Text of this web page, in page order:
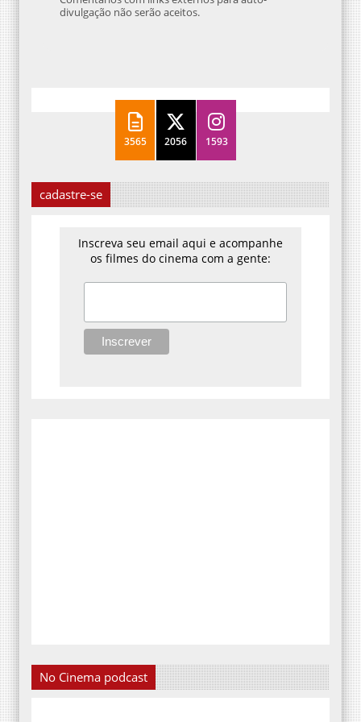
divulgação não serão aceitos.
3565 2056 1593
cadastre-se
Inscreva seu email aqui e acompanhe
os filmes do cinema com a gente:
No Cinema podcast